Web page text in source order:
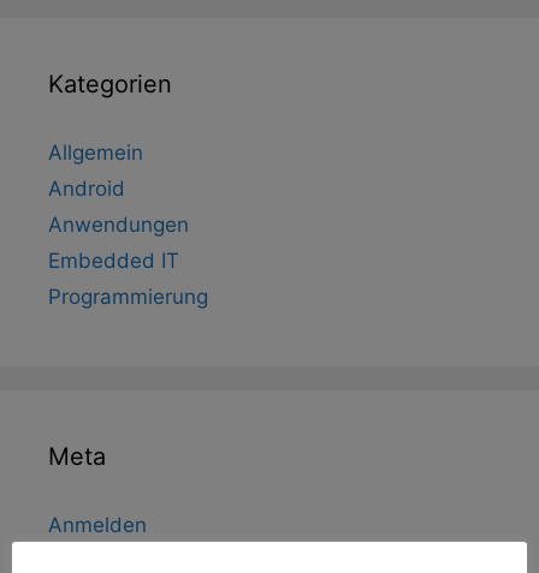
Kategorien
Allgemein
Android
Anwendungen
Embedded IT
Programmierung
Meta
Anmelden